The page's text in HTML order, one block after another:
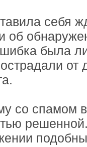
себя
об
была
от
со спамом